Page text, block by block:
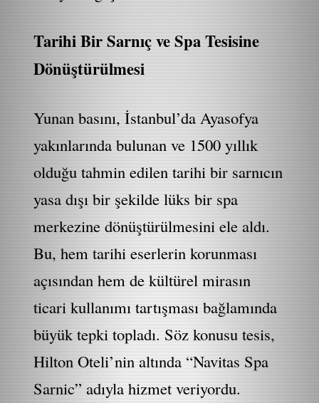
Tarihi Bir Sarnıç ve Spa Tesisine
Dönüştürülmesi
Yunan basını, İstanbul’da Ayasofya
yakınlarında bulunan ve 1500 yıllık
olduğu tahmin edilen tarihi bir sarnıcın
yasa dışı bir şekilde lüks bir spa
merkezine dönüştürülmesini ele aldı.
Bu, hem tarihi eserlerin korunması
açısından hem de kültürel mirasın
ticari kullanımı tartışması bağlamında
büyük tepki topladı. Söz konusu tesis,
Hilton Oteli’nin altında “Navitas Spa
Sarnic” adıyla hizmet veriyordu.